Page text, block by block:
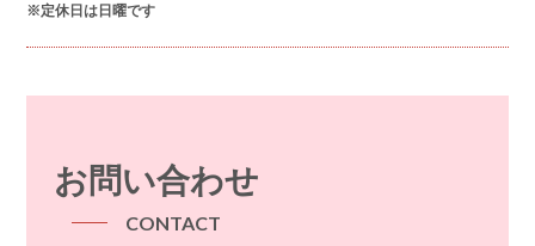
※定休日は日曜です
お問い合わせ
CONTACT